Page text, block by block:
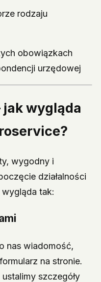
rodzaju
obowiązkach
urzędowej
jak wygląda
wygodny i
działalności
wygląda tak:
nas wiadomość,
na stronie.
szczegóły